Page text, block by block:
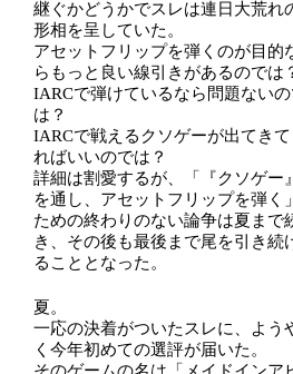
継ぐかどうかでスレは連日大荒れ
形相を呈していた。
アセットフリップを弾くのが目的
らもっと良い線引きがあるのでは
IARCで弾けているなら問題ない
は？
IARCで戦えるクソゲーが出てき
ればいいのでは？
詳細は割愛するが、「『クソゲー
を通し、アセットフリップを弾く
ための終わりのない論争は夏まで
き、その後も最後まで尾を引き続
ることとなった。
夏。
一応の決着がついたスレに、よう
く今年初めての選評が届いた。